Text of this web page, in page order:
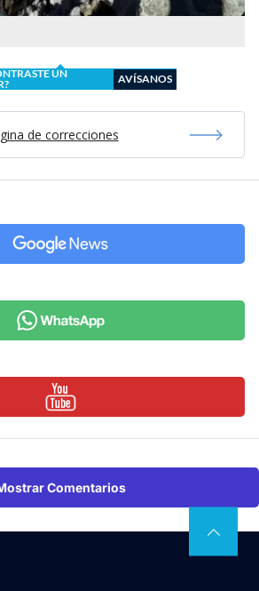
UN
AVÍSANOS
de correcciones
Comentarios